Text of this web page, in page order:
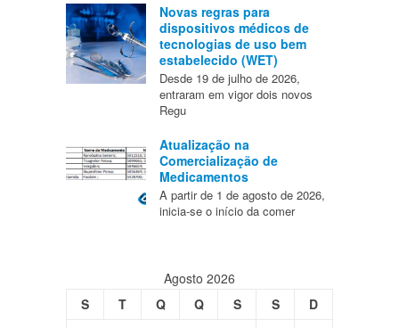
Novas regras para
dispositivos médicos de
tecnologias de uso bem
estabelecido (WET)
Desde 19 de julho de 2026,
entraram em vigor dois novos
Regu
Atualização na
Comercialização de
Medicamentos
A partir de 1 de agosto de 2026,
inicia-se o início da comer
Agosto 2026
S
T Q Q S S
D